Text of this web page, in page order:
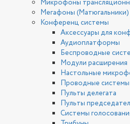
Микрофоны
Мегафоны (Матюгальники)
Конференц системы
Аксессуары для
Аудиоплатформы
Беспроводные
Модули расширения
Настольные
Проводные системы
Пульты делегата
Пульты
Системы